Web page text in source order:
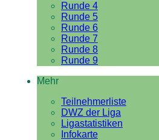
Runde 4
Runde 5
Runde 6
Runde 7
Runde 8
Runde 9
Mehr
Teilnehmerliste
DWZ der Liga
Ligastatistiken
Infokarte